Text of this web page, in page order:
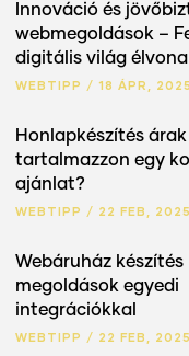
Innováció és
webmegoldások –
digitális világ
WEBTIPP / 18 ÁPR, 2025
Honlapkészítés
tartalmazzon egy
ajánlat?
WEBTIPP / 22 FEB, 2025
Webáruház készítés
megoldások egyedi
integrációkkal
WEBTIPP / 22 FEB, 2025